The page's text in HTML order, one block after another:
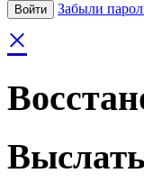
Забыли
×